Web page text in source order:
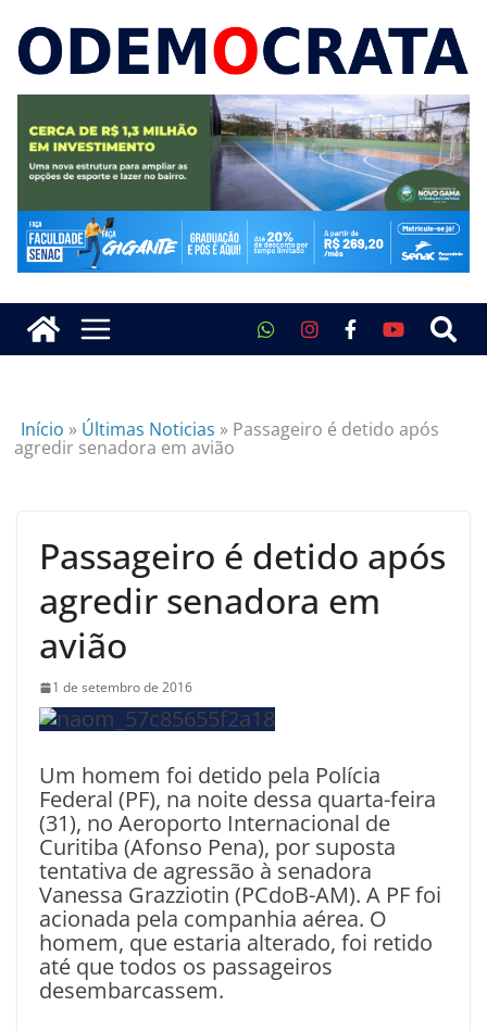
Início » Últimas Noticias » Passageiro é detido após
agredir senadora em avião
Passageiro é detido após
agredir senadora em
avião
1 de setembro de 2016
Um homem foi detido pela Polícia
Federal (PF), na noite dessa quarta-feira
(31), no Aeroporto Internacional de
Curitiba (Afonso Pena), por suposta
tentativa de agressão à senadora
Vanessa Grazziotin (PCdoB-AM). A PF foi
acionada pela companhia aérea. O
homem, que estaria alterado, foi retido
até que todos os passageiros
desembarcassem.